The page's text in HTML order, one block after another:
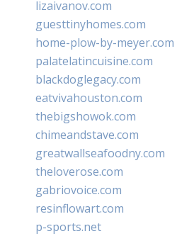
lizaivanov.com
guesttinyhomes.com
home-plow-by-meyer.com
palatelatincuisine.com
blackdoglegacy.com
eatvivahouston.com
thebigshowok.com
chimeandstave.com
greatwallseafoodny.com
theloverose.com
gabriovoice.com
resinflowart.com
p-sports.net